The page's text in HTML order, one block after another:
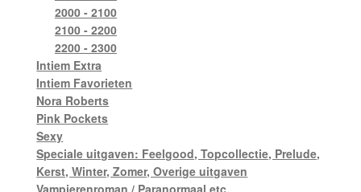
2000 - 2100
2100 - 2200
2200 - 2300
Intiem Extra
Intiem Favorieten
Nora Roberts
Pink Pockets
Sexy
Speciale uitgaven: Feelgood, Topcollectie, Prelude,
Kerst, Winter, Zomer, Overige uitgaven